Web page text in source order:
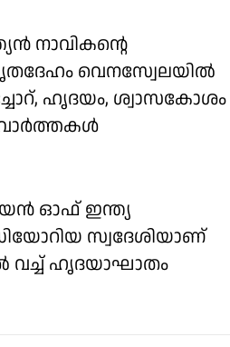
നാവികന്റെ
വെനസ്വേലയില്‍
ഹൃദയം, ശ്വാസകോശം
ഓഫ് ഇന്ത്യ
സ്വദേശിയാണ്
വച്ച് ഹൃദയാഘാതം